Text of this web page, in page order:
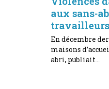
aux sans-
En décembre
maisons
abri, publiait…